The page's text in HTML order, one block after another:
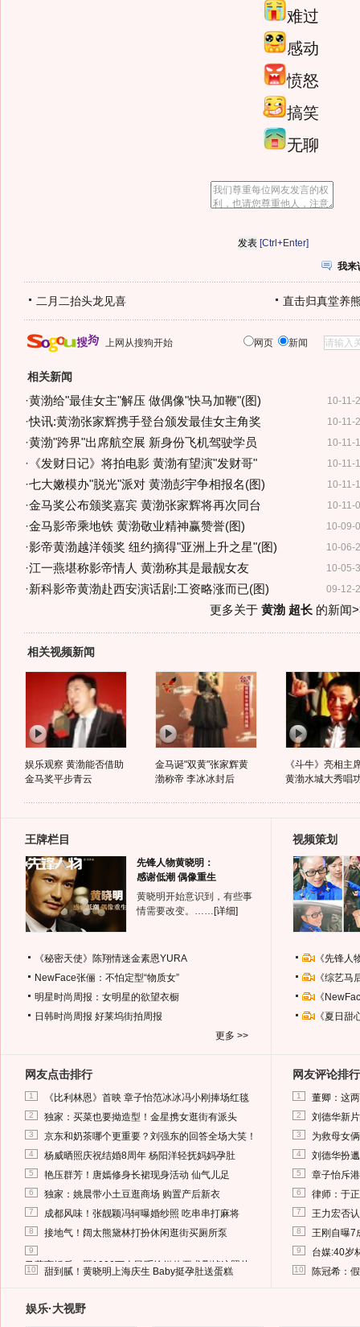
难过
感动
愤怒
搞笑
无聊
[Ctrl+Enter]
我来
二月二抬头龙见喜 直击归真堂养
上网从搜狗开始 网页 新闻
相关新闻
10-11-
·黄渤给"最佳女主"解压 做偶像"快马加鞭"(图)
10-11-
·快讯:黄渤张家辉携手登台颁发最佳女主角奖
10-11-
·黄渤"跨界"出席航空展 新身份飞机驾驶学员
10-11-
· 《发财日记》将拍电影 黄渤有望演"发财哥"
10-11-
·七大嫩模办"脱光"派对 黄渤彭宇争相报名(图)
10-11-
·金马奖公布颁奖嘉宾 黄渤张家辉将再次同台
10-09-
·金马影帝乘地铁 黄渤敬业精神赢赞誉(图)
10-06-
·影帝黄渤越洋领奖 纽约摘得"亚洲上升之星"(图)
10-05-
·江一燕堪称影帝情人 黄渤称其是最靓女友
09-12-
·新科影帝黄渤赴西安演话剧:工资略涨而已(图)
更多关于 黄渤 超长的新闻
相关视频新闻
娱乐观察 黄渤能否借助
金马奖平步青云
金马诞"双黄"张家辉黄
渤称帝 李冰冰封后
《斗牛》亮相主
黄渤水城大秀唱
王牌栏目
先锋人物黄晓明：
感谢低潮 偶像重生
黄晓明开始意识到，有些事
情需要改变。…… [详细]
《秘密天使》陈翔情迷金素恩YURA
NewFace张俪：不怕定型“物质女”
明星时尚周报：女明星的欲望衣橱
日韩时尚周报 好莱坞街拍周报
更多 >>
视频策划
《先锋
《综艺
《
《夏日
网友点击排行
1 《比利林恩》首映 章子怡范冰冰冯小刚捧场红毯
2 独家：买菜也要拗造型！金星携女逛街有派头
3 京东和奶茶哪个更重要？刘强东的回答全场大笑！
4 杨威晒照庆祝结婚8周年 杨阳洋轻抚妈妈孕肚
5 艳压群芳！唐嫣修身长裙现身活动 仙气儿足
6 独家：姚晨带小土豆逛商场 购置产后新衣
7 成都风味！张靓颖冯轲曝婚纱照 吃串串打麻将
8 接地气！阔太熊黛林打扮休闲逛街买厕所泵
9
马蓉离婚后，砸1000万人民币给媒体要求删掉这照片
10 甜到腻！黄晓明上海庆生 Baby挺孕肚送蛋糕
网友评论排行
1 董卿：这
2 刘德华新
3 为救母女
4 刘德华扮
5 章子怡斥
6 律师：于
7 王力宏否
8 王刚自曝7
9 台媒:40岁
10 陈冠希：
娱乐·大视野